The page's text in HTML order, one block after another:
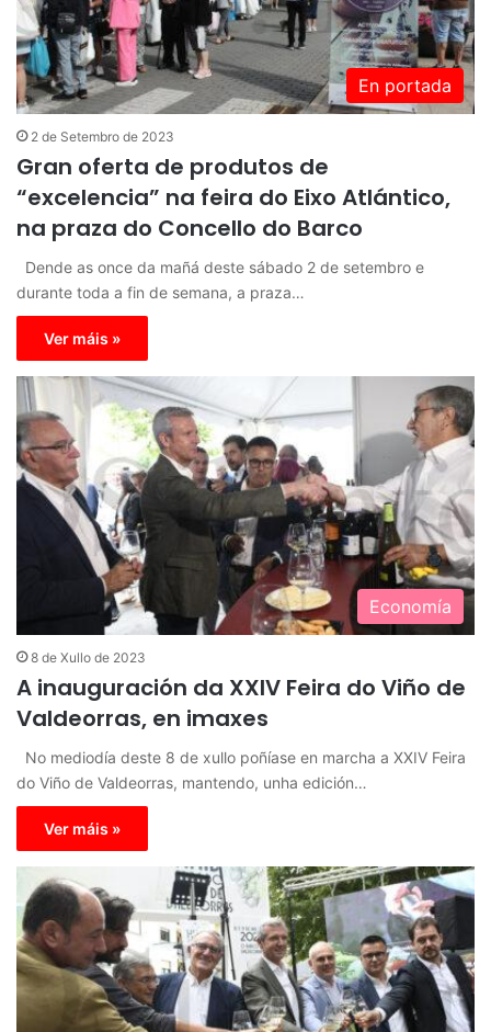
En portada
2 de Setembro de 2023
Gran oferta de produtos de
“excelencia” na feira do Eixo Atlántico,
na praza do Concello do Barco
Dende as once da mañá deste sábado 2 de setembro e
durante toda a fin de semana, a praza…
Ver máis »
Economía
8 de Xullo de 2023
A inauguración da XXIV Feira do Viño de
Valdeorras, en imaxes
No mediodía deste 8 de xullo poñíase en marcha a XXIV Feira
do Viño de Valdeorras, mantendo, unha edición…
Ver máis »